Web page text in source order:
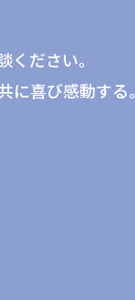
ださい。
喜び感動する